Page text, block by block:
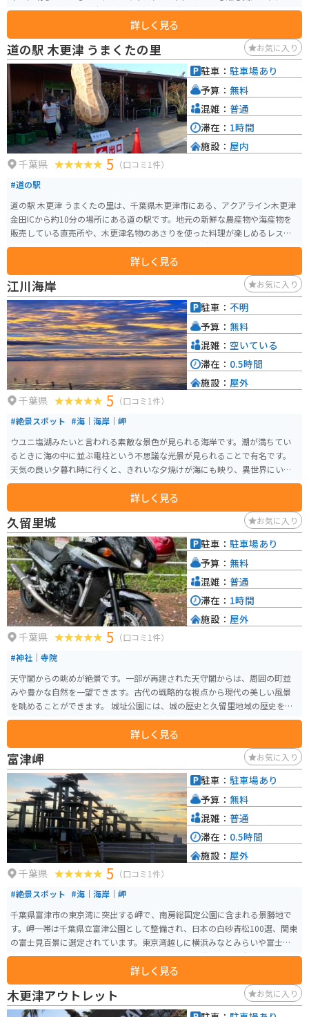
んびりと過ごすことが出来ます。夏でも木が生い茂っていて、涼しいです。
詳しく見る
道の駅 木更津 うまくたの里 お気に入り
千葉県 5 （口コミ1件）
#道の駅
道の駅 木更津 うまくたの里は、千葉県木更津市にある、アクアライン木更津
金田ICから約10分の場所にある道の駅です。地元の新鮮な農産物や海産物を
販売している直売所や、木更津名物のあさりを使った料理が楽しめるレスト
ランがあります。 バイクで訪れる際は、広々とした駐車場があるので安心で
す。アクアラインを通って東京方面から来る場合は、海ほたるPAで休憩して
から向かうのもおすすめです。周辺には、ドイツ風の街並みが楽しめるテー
マパーク「マザー牧場」や、東京湾を一望できる「鋸山」などの観光スポッ
トがあります。 木更津は、あさりや海苔などの海産物が有名です。道の駅 う
まくたの里でも、新鮮な魚介類を購入することができます。また、お土産に
は、木更津産の海苔を使ったお菓子や、あさりの佃煮などがおすすめです。
詳しく見る
駐車： 駐車場あり
予算： 無料
混雑： 普通
滞在： 1時間
施設： 屋内
江川海岸 お気に入り
千葉県 5 （口コミ1件）
#絶景スポット #海｜海岸｜岬
ウユニ塩湖みたいと言われる素敵な景色が見られる海岸です。潮が満ちてい
るときに海の中に並ぶ電柱という不思議な光景が見られることで有名です。
天気の良い夕暮れ時に行くと、きれいな夕焼けが海にも映り、異世界にいる
ような素晴らしい景色を見ることができます。 車やバイクを止められるよう
なスペースがあります。奥の方へ歩いていくと海が見えてくるので、そのま
ま奥まで歩き続けると電柱が見えてきます。道はきちんと整備されているわ
けではないので、背の高い草をかき分けながら進む場所もあります。
詳しく見る
駐車： 不明
予算： 無料
混雑： 空いている
滞在： 0.5時間
施設： 屋外
久留里城 お気に入り
千葉県 5 （口コミ1件）
#神社｜寺院
天守閣からの眺めが絶景です。一部が再建された天守閣からは、周囲の町並
みや豊かな自然を一望できます。古代の戦略的な視点から現代の美しい風景
を眺めることができます。 城址公園には、城の歴史と久留里地域の歴史を学
べる資料館もあります。この地域の歴史を深く理解することができます。ま
た、城址公園自体も四季折々の風情が楽しめるので、特に春の桜や秋の紅葉
の季節は格別です。 地元の祭りやイベントにも使われることがあり、地元の
文化と結びついています。久留里城は歴史好き、自然好き、地元の文化に興味
がある人々にとって、オススメの場所です。
詳しく見る
駐車： 駐車場あり
予算： 無料
混雑： 普通
滞在： 1時間
施設： 屋外
富津岬 お気に入り
千葉県 5 （口コミ1件）
#絶景スポット #海｜海岸｜岬
千葉県富津市の東京湾に突出する岬で、南房総国定公園に含まれる景勝地で
す。岬一帯は千葉県立富津公園として整備され、日本の白砂青松100選、関東
の富士見百景に選定されています。東京湾越しに横浜みなとみらいや富士
山、アクアラインが眺められるので、景色もよく特徴的な展望台があるの
詳しく見る
駐車： 駐車場あり
予算： 無料
混雑： 普通
滞在： 0.5時間
施設： 屋外
木更津アウトレット お気に入り